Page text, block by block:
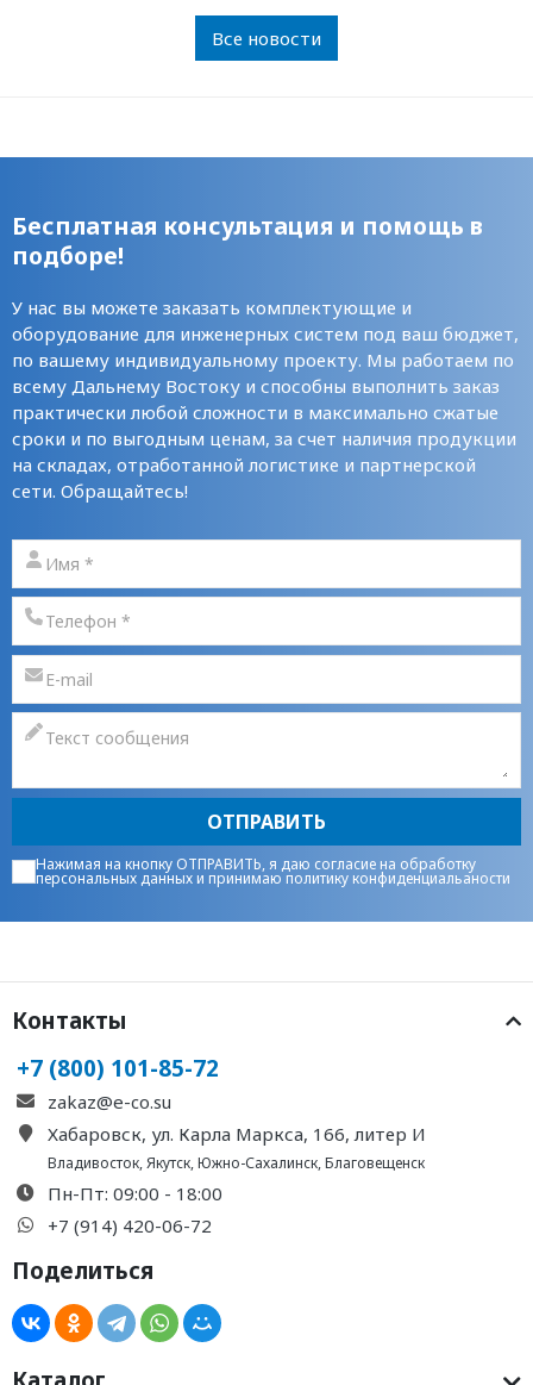
Все новости
Бесплатная консультация и помощь в
подборе!
У нас вы можете заказать комплектующие и
оборудование для инженерных систем под ваш бюджет,
по вашему индивидуальному проекту. Мы работаем по
всему Дальнему Востоку и способны выполнить заказ
практически любой сложности в максимально сжатые
сроки и по выгодным ценам, за счет наличия продукции
на складах, отработанной логистике и партнерской
сети. Обращайтесь!
ОТПРАВИТЬ
Нажимая на кнопку ОТПРАВИТЬ, я даю согласие на обработку
персональных данныхи принимаюполитику конфиденциальаности
Контакты
+7 (800) 101-85-72
zakaz@e-co.su
Хабаровск, ул. Карла Маркса, 166, литер И
Владивосток,Якутск,Южно-Сахалинск,Благовещенск
Пн-Пт: 09:00 - 18:00
+7 (914) 420-06-72
Поделиться